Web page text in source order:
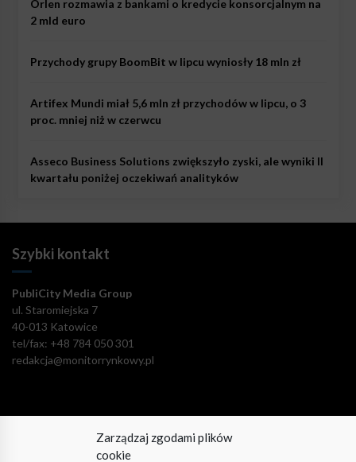
Zarządzaj zgodami plików
cookie
Orlen rozmawia z bankami o kredycie konsorcjalnym na
2 mld euro
Przychody grupy BoomBit w lipcu wyniosły 18 mln zł
Artifex Mundi miał 5,6 mln zł przychodów w lipcu, o 3
proc. mniej niż w czerwcu
Asseco Business Solutions zwiększyło zyski, ale wyniki II
kwartału poniżej oczekiwań analityków
Szybki kontakt
PubliCity Media Group
ul. Staromiejska 7
40-013 Katowice
tel/fax: +48 784 050 301
redakcja@monitorrynkowy.pl
Pozostańmy w kontakcie!